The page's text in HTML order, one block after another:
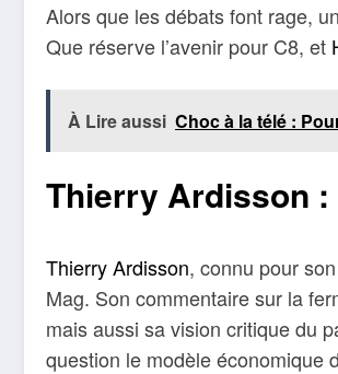
Alors que les débats font rage,
Que réserve l’avenir pour C8, et
À Lire aussi Choc à la télé :
Thierry Ardisson :
Thierry Ardisson, connu pour
Mag. Son commentaire sur la
mais aussi sa vision critique du
question le modèle économique